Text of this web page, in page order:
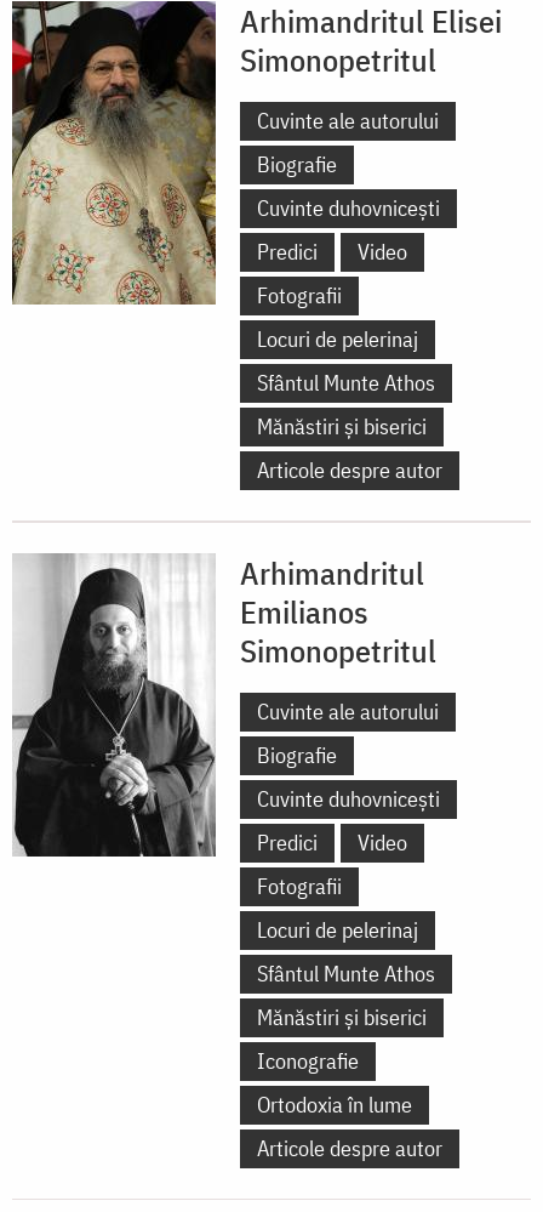
Arhimandritul Elisei
Simonopetritul
Cuvinte ale autorului
Biografie
Cuvinte duhovnicești
Predici
Video
Fotografii
Locuri de pelerinaj
Sfântul Munte Athos
Mănăstiri și biserici
Articole despre autor
Arhimandritul
Emilianos
Simonopetritul
Cuvinte ale autorului
Biografie
Cuvinte duhovnicești
Predici
Video
Fotografii
Locuri de pelerinaj
Sfântul Munte Athos
Mănăstiri și biserici
Iconografie
Ortodoxia în lume
Articole despre autor